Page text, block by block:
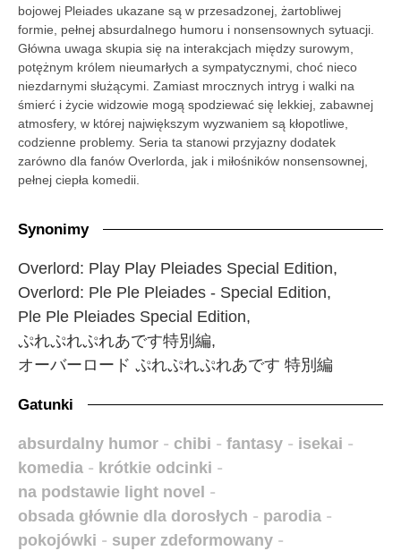
bojowej Pleiades ukazane są w przesadzonej, żartobliwej
formie, pełnej absurdalnego humoru i nonsensownych sytuacji.
Główna uwaga skupia się na interakcjach między surowym,
potężnym królem nieumarłych a sympatycznymi, choć nieco
niezdarnymi służącymi. Zamiast mrocznych intryg i walki na
śmierć i życie widzowie mogą spodziewać się lekkiej, zabawnej
atmosfery, w której największym wyzwaniem są kłopotliwe,
codzienne problemy. Seria ta stanowi przyjazny dodatek
zarówno dla fanów Overlorda, jak i miłośników nonsensownej,
pełnej ciepła komedii.
Synonimy
Overlord: Play Play Pleiades Special Edition,
Overlord: Ple Ple Pleiades - Special Edition,
Ple Ple Pleiades Special Edition,
ぷれぷれぷれあです特別編,
オーバーロード ぷれぷれぷれあです 特別編
Gatunki
absurdalny humor - chibi - fantasy - isekai -
komedia - krótkie odcinki -
na podstawie light novel -
obsada głównie dla dorosłych - parodia -
pokojówki - super zdeformowany -